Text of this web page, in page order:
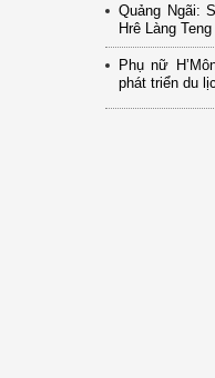
Quảng Ngãi:
Hrê Làng
Phụ nữ
phát triển du